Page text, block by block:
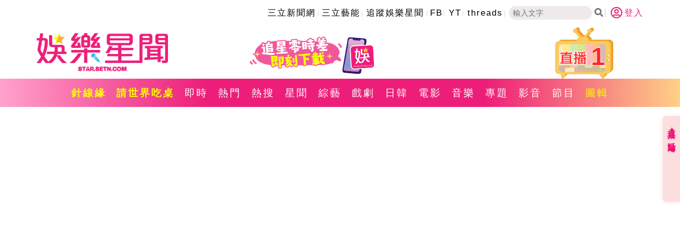
三立新聞網 三立藝能 追蹤娛樂星聞 FB YT threads 登入
1
針線緣 請世界吃桌 即時 熱門 熱搜 星聞 綜藝 戲劇 日韓 電影 音樂 專題 影音 節目 圖輯
直播✦活動